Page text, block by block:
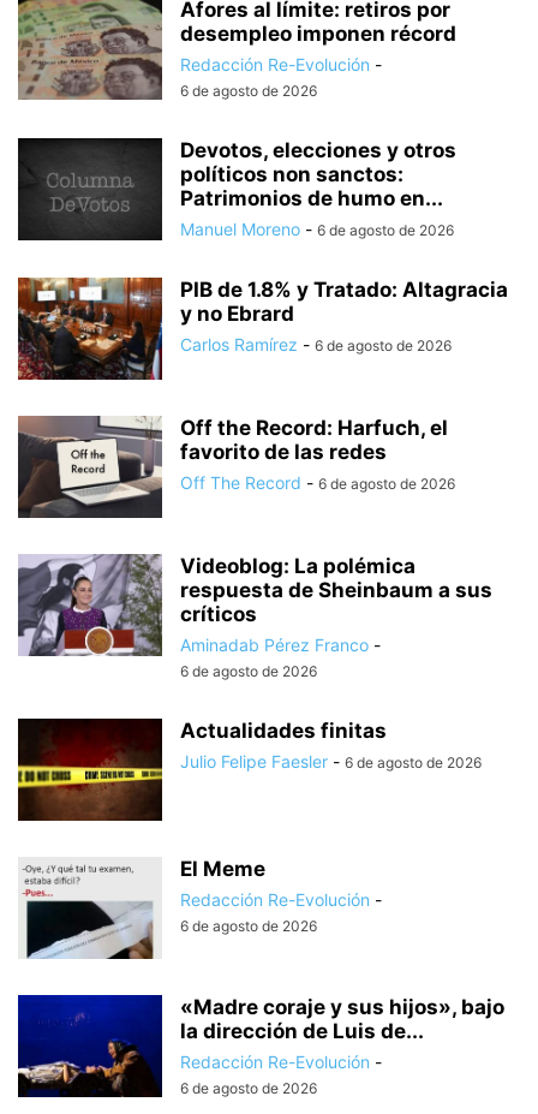
Afores al límite: retiros por
desempleo imponen récord
Redacción Re-Evolución -
6 de agosto de 2026
Devotos, elecciones y otros
políticos non sanctos:
Patrimonios de humo en...
Manuel Moreno - 6 de agosto de 2026
PIB de 1.8% y Tratado: Altagracia
y no Ebrard
Carlos Ramírez - 6 de agosto de 2026
Off the Record: Harfuch, el
favorito de las redes
Off The Record - 6 de agosto de 2026
Videoblog: La polémica
respuesta de Sheinbaum a sus
críticos
Aminadab Pérez Franco -
6 de agosto de 2026
Actualidades finitas
Julio Felipe Faesler - 6 de agosto de 2026
El Meme
Redacción Re-Evolución -
6 de agosto de 2026
«Madre coraje y sus hijos», bajo
la dirección de Luis de...
Redacción Re-Evolución -
6 de agosto de 2026